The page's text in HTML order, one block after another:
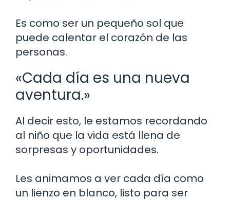
Es como ser un pequeño sol que
puede calentar el corazón de las
personas.
«Cada día es una nueva
aventura.»
Al decir esto, le estamos recordando
al niño que la vida está llena de
sorpresas y oportunidades.
Les animamos a ver cada día como
un lienzo en blanco, listo para ser